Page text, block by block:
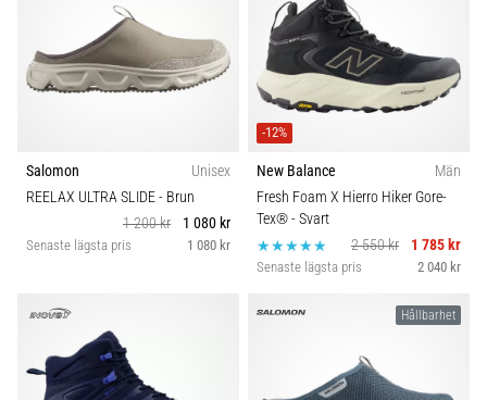
Salomon
Unisex
REELAX ULTRA SLIDE- Brun
1 200 kr
1 080 kr
Senaste lägsta pris 1 080 kr
-12%
New Balance
Män
Fresh Foam X Hierro Hiker Gore-
Tex®- Svart
2 550 kr
1 785 kr
Senaste lägsta pris 2 040 kr
Hållbarhet